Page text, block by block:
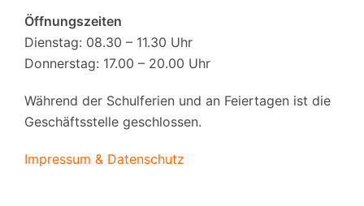
Öffnungszeiten
Dienstag: 08.30 – 11.30 Uhr
Donnerstag: 17.00 – 20.00 Uhr
Während der Schulferien und an Feiertagen ist die
Geschäftsstelle geschlossen.
Impressum & Datenschutz